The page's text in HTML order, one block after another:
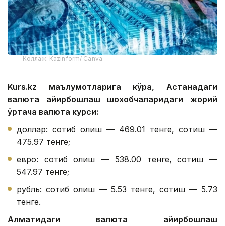
Коллаж: Kazinform/ Canva
Kurs.kz маълумотларига кўра, Астанадаги
валюта айирбошлаш шохобчаларидаги жорий
ўртача валюта курси:
доллар: сотиб олиш — 469.01 тенге, сотиш —
475.97 тенге;
евро: сотиб олиш — 538.00 тенге, сотиш —
547.97 тенге;
рубль: сотиб олиш — 5.53 тенге, сотиш — 5.73
тенге.
Алматидаги валюта айирбошлаш